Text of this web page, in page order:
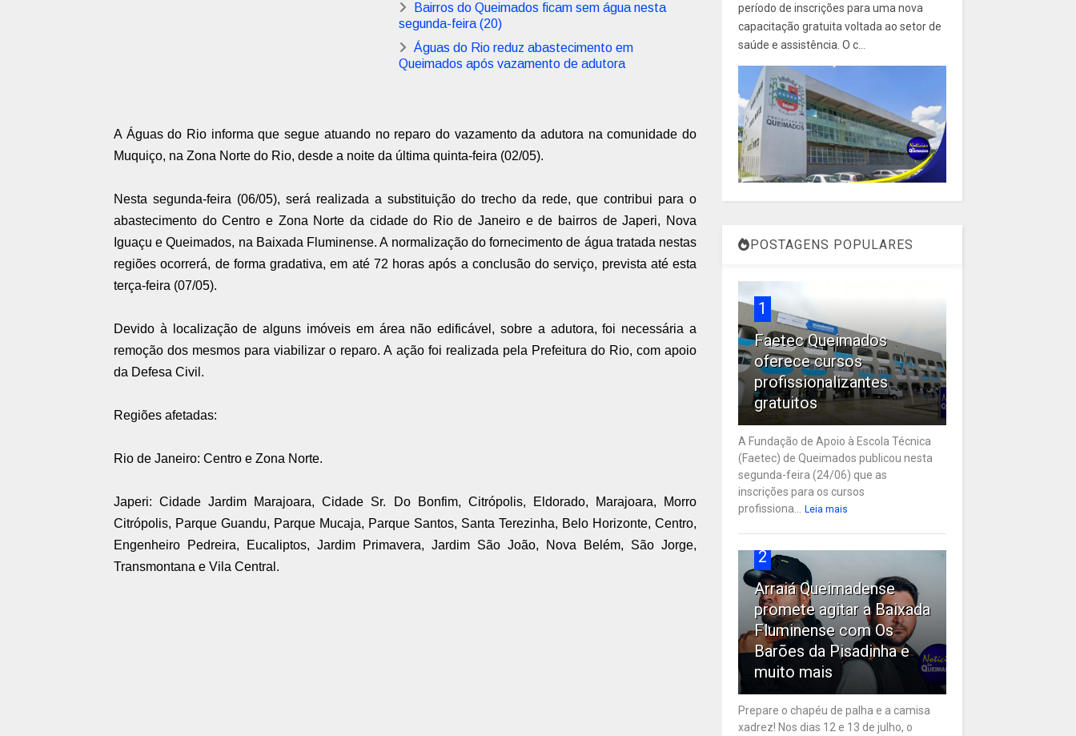
Bairros do Queimados ficam sem água nesta
segunda-feira (20)
Águas do Rio reduz abastecimento em
Queimados após vazamento de adutora
A Águas do Rio informa que segue atuando no reparo do vazamento da adutora na comunidade do
Muquiço, na Zona Norte do Rio, desde a noite da última quinta-feira (02/05).
Nesta segunda-feira (06/05), será realizada a substituição do trecho da rede, que contribui para o
abastecimento do Centro e Zona Norte da cidade do Rio de Janeiro e de bairros de Japeri, Nova
Iguaçu e Queimados, na Baixada Fluminense. A normalização do fornecimento de água tratada nestas
regiões ocorrerá, de forma gradativa, em até 72 horas após a conclusão do serviço, prevista até esta
terça-feira (07/05).
Devido à localização de alguns imóveis em área não edificável, sobre a adutora, foi necessária a
remoção dos mesmos para viabilizar o reparo. A ação foi realizada pela Prefeitura do Rio, com apoio
da Defesa Civil.
Regiões afetadas:
Rio de Janeiro: Centro e Zona Norte.
Japeri: Cidade Jardim Marajoara, Cidade Sr. Do Bonfim, Citrópolis, Eldorado, Marajoara, Morro
Citrópolis, Parque Guandu, Parque Mucaja, Parque Santos, Santa Terezinha, Belo Horizonte, Centro,
Engenheiro Pedreira, Eucaliptos, Jardim Primavera, Jardim São João, Nova Belém, São Jorge,
Transmontana e Vila Central.
período de inscrições para uma nova
capacitação gratuita voltada ao setor de
saúde e assistência. O c...
POSTAGENS POPULARES
1
Faetec Queimados
oferece cursos
profissionalizantes
gratuitos
A Fundação de Apoio à Escola Técnica
(Faetec) de Queimados publicou nesta
segunda-feira (24/06) que as
inscrições para os cursos
profissiona...
Leia mais
2
Arraiá Queimadense
promete agitar a Baixada
Fluminense com Os
Barões da Pisadinha e
muito mais
Prepare o chapéu de palha e a camisa
xadrez! Nos dias 12 e 13 de julho, o